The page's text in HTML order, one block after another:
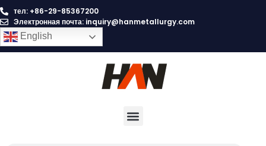
тел: +86-29-85367200
Электронная почта: inquiry@hanmetallurgy.com
English